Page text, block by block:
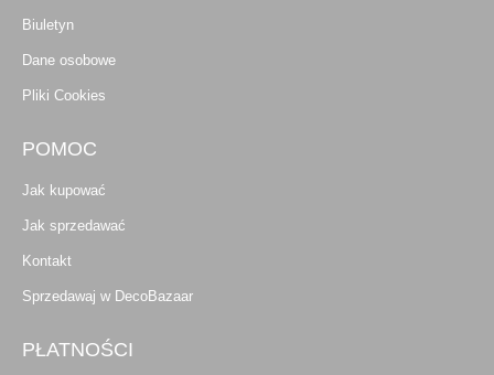
Biuletyn
Dane osobowe
Pliki Cookies
POMOC
Jak kupować
Jak sprzedawać
Kontakt
Sprzedawaj w DecoBazaar
PŁATNOŚCI